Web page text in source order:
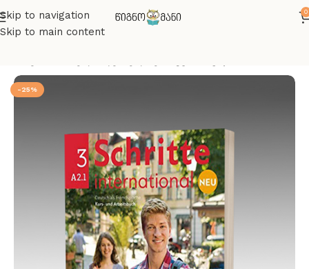
Skip to navigation
Skip to main content
0
-25%